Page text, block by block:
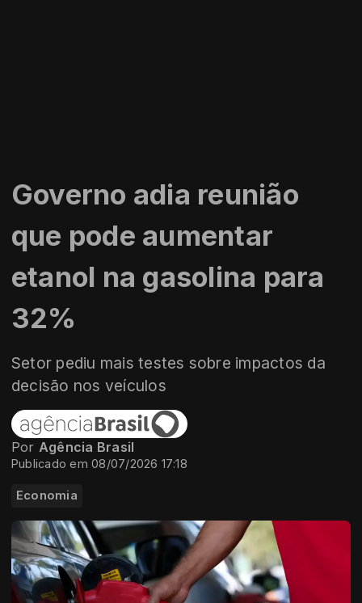
Governo adia reunião
que pode aumentar
etanol na gasolina para
32%
Setor pediu mais testes sobre impactos da
decisão nos veículos
Por Agência Brasil
Publicado em 08/07/2026 17:18
Economia